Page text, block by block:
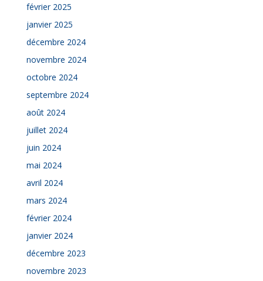
février 2025
janvier 2025
décembre 2024
novembre 2024
octobre 2024
septembre 2024
août 2024
juillet 2024
juin 2024
mai 2024
avril 2024
mars 2024
février 2024
janvier 2024
décembre 2023
novembre 2023